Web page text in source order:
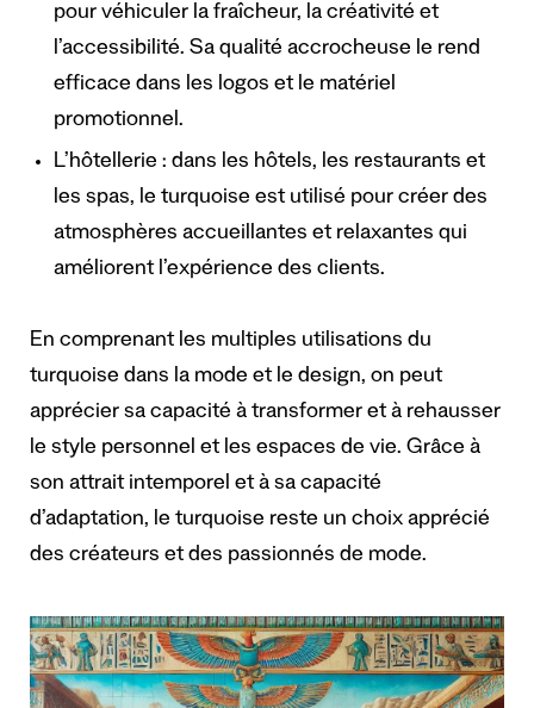
pour véhiculer la fraîcheur, la créativité et
l’accessibilité. Sa qualité accrocheuse le rend
efficace dans les logos et le matériel
promotionnel.
L’hôtellerie : dans les hôtels, les restaurants et
les spas, le turquoise est utilisé pour créer des
atmosphères accueillantes et relaxantes qui
améliorent l’expérience des clients.
En comprenant les multiples utilisations du
turquoise dans la mode et le design, on peut
apprécier sa capacité à transformer et à rehausser
le style personnel et les espaces de vie. Grâce à
son attrait intemporel et à sa capacité
d’adaptation, le turquoise reste un choix apprécié
des créateurs et des passionnés de mode.